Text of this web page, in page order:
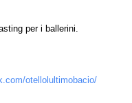
per i ballerini.
otellolultimobacio/